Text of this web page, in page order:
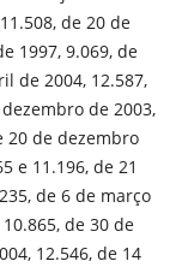
de 20 de
1997, 9.069, de
de 2004, 12.587,
de 2003,
20 de dezembro
e 11.196, de 21
de 6 de março
de 30 de
12.546, de 14